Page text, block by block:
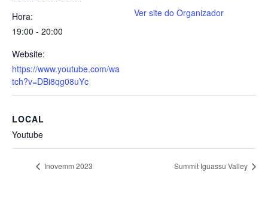
Hora:
19:00 - 20:00
Website:
https://www.youtube.com/wa
tch?v=DBi8qg08uYc
Ver site do Organizador
LOCAL
Youtube
Inovemm 2023 Summit Iguassu Valley